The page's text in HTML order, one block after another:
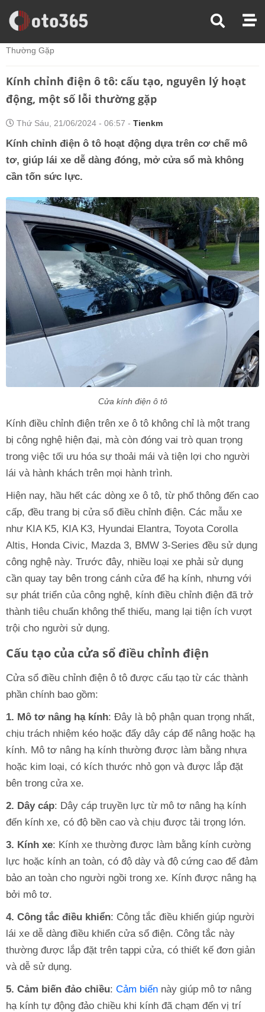
Trang Chủ
Kiến Thức Xe
Thường Gặp
Kính chỉnh điện ô tô: cấu tạo, nguyên lý hoạt
động, một số lỗi thường gặp
Thứ Sáu, 21/06/2024 - 06:57 - Tienkm
Kính chỉnh điện ô tô hoạt động dựa trên cơ chế mô
tơ, giúp lái xe dễ dàng đóng, mở cửa sổ mà không
cần tốn sức lực.
Cửa kính điện ô tô
Kính điều chỉnh điện trên xe ô tô không chỉ là một trang
bị công nghệ hiện đại, mà còn đóng vai trò quan trọng
trong việc tối ưu hóa sự thoải mái và tiện lợi cho người
lái và hành khách trên mọi hành trình.
Hiện nay, hầu hết các dòng xe ô tô, từ phổ thông đến cao
cấp, đều trang bị cửa sổ điều chỉnh điện. Các mẫu xe
như KIA K5, KIA K3, Hyundai Elantra, Toyota Corolla
Altis, Honda Civic, Mazda 3, BMW 3-Series đều sử dụng
công nghệ này. Trước đây, nhiều loại xe phải sử dụng
cần quay tay bên trong cánh cửa để hạ kính, nhưng với
sự phát triển của công nghệ, kính điều chỉnh điện đã trở
thành tiêu chuẩn không thể thiếu, mang lại tiện ích vượt
trội cho người sử dụng.
Cấu tạo của cửa sổ điều chỉnh điện
Cửa sổ điều chỉnh điện ô tô được cấu tạo từ các thành
phần chính bao gồm:
1. Mô tơ nâng hạ kính: Đây là bộ phận quan trọng nhất,
chịu trách nhiệm kéo hoặc đẩy dây cáp để nâng hoặc hạ
kính. Mô tơ nâng hạ kính thường được làm bằng nhựa
hoặc kim loại, có kích thước nhỏ gọn và được lắp đặt
bên trong cửa xe.
2. Dây cáp: Dây cáp truyền lực từ mô tơ nâng hạ kính
đến kính xe, có độ bền cao và chịu được tải trọng lớn.
3. Kính xe: Kính xe thường được làm bằng kính cường
lực hoặc kính an toàn, có độ dày và độ cứng cao để đảm
bảo an toàn cho người ngồi trong xe. Kính được nâng hạ
bởi mô tơ.
4. Công tắc điều khiển: Công tắc điều khiển giúp người
lái xe dễ dàng điều khiển cửa sổ điện. Công tắc này
thường được lắp đặt trên tappi cửa, có thiết kế đơn giản
và dễ sử dụng.
5. Cảm biến đảo chiều: Cảm biến này giúp mô tơ nâng
hạ kính tự động đảo chiều khi kính đã chạm đến vị trí